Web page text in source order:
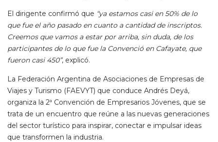
El dirigente confirmó que “ya estamos casi en 50% de lo
que fue el año pasado en cuanto a cantidad de inscriptos.
Creemos que vamos a estar por arriba, sin duda, de los
participantes de lo que fue la Convenció en Cafayate, que
fueron casi 450”, explicó.
La Federación Argentina de Asociaciones de Empresas de
Viajes y Turismo (FAEVYT) que conduce Andrés Deyá,
organiza la 2ª Convención de Empresarios Jóvenes, que se
trata de un encuentro que reúne a las nuevas generaciones
del sector turístico para inspirar, conectar e impulsar ideas
que transformen la industria.